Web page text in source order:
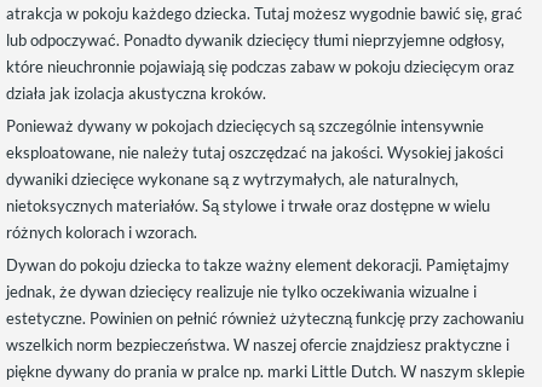
atrakcja w pokoju każdego dziecka. Tutaj możesz wygodnie bawić się, grać
lub odpoczywać. Ponadto dywanik dziecięcy tłumi nieprzyjemne odgłosy,
które nieuchronnie pojawiają się podczas zabaw w pokoju dziecięcym oraz
działa jak izolacja akustyczna kroków.
Ponieważ dywany w pokojach dziecięcych są szczególnie intensywnie
eksploatowane, nie należy tutaj oszczędzać na jakości. Wysokiej jakości
dywaniki dziecięce wykonane są z wytrzymałych, ale naturalnych,
nietoksycznych materiałów. Są stylowe i trwałe oraz dostępne w wielu
różnych kolorach i wzorach.
Dywan do pokoju dziecka to takze ważny element dekoracji. Pamiętajmy
jednak, że dywan dziecięcy realizuje nie tylko oczekiwania wizualne i
estetyczne. Powinien on pełnić również użyteczną funkcję przy zachowaniu
wszelkich norm bezpieczeństwa. W naszej ofercie znajdziesz praktyczne i
piękne dywany do prania w pralce np. marki Little Dutch. W naszym sklepie